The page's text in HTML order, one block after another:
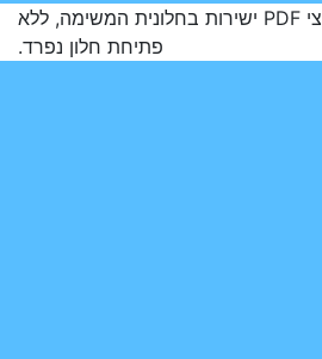
צפייה מיידית בקבצי PDF ישירות בחלונית המשימה, ללא
פתיחת חלון נפרד.